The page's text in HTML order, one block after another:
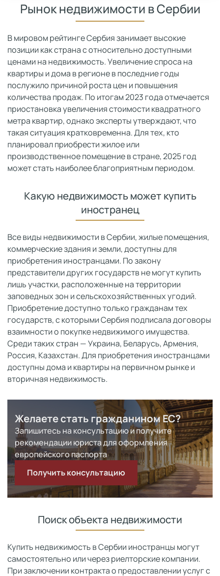
Рынок недвижимости в Сербии
В мировом рейтинге Сербия занимает высокие
позиции как страна с относительно доступными
ценами на недвижимость. Увеличение спроса на
квартиры и дома в регионе в последние годы
послужило причиной роста цен и повышения
количества продаж. По итогам 2023 года отмечается
приостановка увеличения стоимости квадратного
метра квартир, однако эксперты утверждают, что
такая ситуация кратковременна. Для тех, кто
планировал приобрести жилое или
производственное помещение в стране, 2025 год
может стать наиболее благоприятным периодом.
Какую недвижимость может купить
иностранец
Все виды недвижимости в Сербии, жилые помещения,
коммерческие здания и земли, доступны для
приобретения иностранцами. По закону
представители других государств не могут купить
лишь участки, расположенные на территории
заповедных зон и сельскохозяйственных угодий.
Приобретение доступно только гражданам тех
государств, с которыми Сербия подписала договоры
взаимности о покупке недвижимого имущества.
Среди таких стран — Украина, Беларусь, Армения,
Россия, Казахстан. Для приобретения иностранцами
доступны дома и квартиры на первичном рынке и
вторичная недвижимость.
Желаете стать гражданином ЕС?
Запишитесь на консультацию и получите
рекомендации юриста для оформления
европейского паспорта
Получить консультацию
Поиск объекта недвижимости
Купить недвижимость в Сербии иностранцы могут
самостоятельно или через риелторские компании.
При заключении контракта о предоставлении услуг с